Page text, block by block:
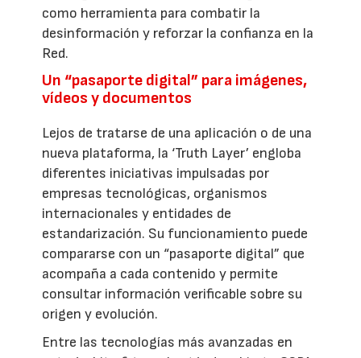
como herramienta para combatir la
desinformación y reforzar la confianza en la
Red.
Un “pasaporte digital” para imágenes,
vídeos y documentos
Lejos de tratarse de una aplicación o de una
nueva plataforma, la ‘Truth Layer’ engloba
diferentes iniciativas impulsadas por
empresas tecnológicas, organismos
internacionales y entidades de
estandarización. Su funcionamiento puede
compararse con un “pasaporte digital” que
acompaña a cada contenido y permite
consultar información verificable sobre su
origen y evolución.
Entre las tecnologías más avanzadas en